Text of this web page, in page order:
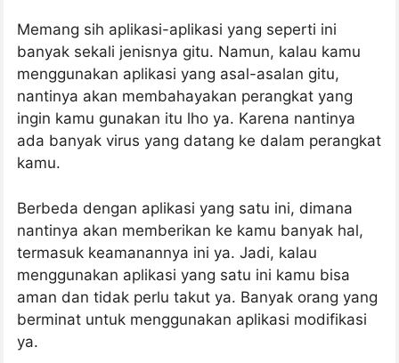
Memang sih aplikasi-aplikasi yang seperti ini
banyak sekali jenisnya gitu. Namun, kalau kamu
menggunakan aplikasi yang asal-asalan gitu,
nantinya akan membahayakan perangkat yang
ingin kamu gunakan itu lho ya. Karena nantinya
ada banyak virus yang datang ke dalam perangkat
kamu.
Berbeda dengan aplikasi yang satu ini, dimana
nantinya akan memberikan ke kamu banyak hal,
termasuk keamanannya ini ya. Jadi, kalau
menggunakan aplikasi yang satu ini kamu bisa
aman dan tidak perlu takut ya. Banyak orang yang
berminat untuk menggunakan aplikasi modifikasi
ya.